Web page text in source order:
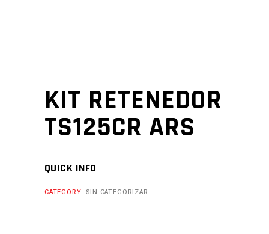
KIT RETENEDOR
TS125CR ARS
QUICK INFO
CATEGORY: SIN CATEGORIZAR